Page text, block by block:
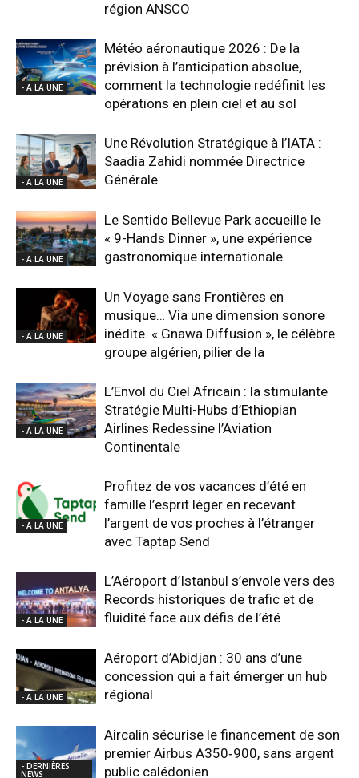
région ANSCO
- A LA UNE
Météo aéronautique 2026 : De la
prévision à l’anticipation absolue,
comment la technologie redéfinit les
opérations en plein ciel et au sol
- A LA UNE
Une Révolution Stratégique à l’IATA :
Saadia Zahidi nommée Directrice
Générale
- A LA UNE
Le Sentido Bellevue Park accueille le
« 9-Hands Dinner », une expérience
gastronomique internationale
- A LA UNE
Un Voyage sans Frontières en
musique… Via une dimension sonore
inédite. « Gnawa Diffusion », le célèbre
groupe algérien, pilier de la
- A LA UNE
L’Envol du Ciel Africain : la stimulante
Stratégie Multi-Hubs d’Ethiopian
Airlines Redessine l’Aviation
Continentale
- A LA UNE
Profitez de vos vacances d’été en
famille l’esprit léger en recevant
l’argent de vos proches à l’étranger
avec Taptap Send
- A LA UNE
L’Aéroport d’Istanbul s’envole vers des
Records historiques de trafic et de
fluidité face aux défis de l’été
- A LA UNE
Aéroport d’Abidjan : 30 ans d’une
concession qui a fait émerger un hub
régional
- DERNIÈRES
NEWS
Aircalin sécurise le financement de son
premier Airbus A350‑900, sans argent
public calédonien